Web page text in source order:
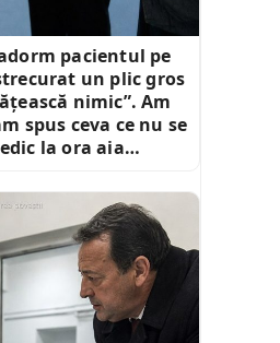
pacientul pe
un plic gros
nimic”. Am
spus ceva ce nu se
la ora aia…